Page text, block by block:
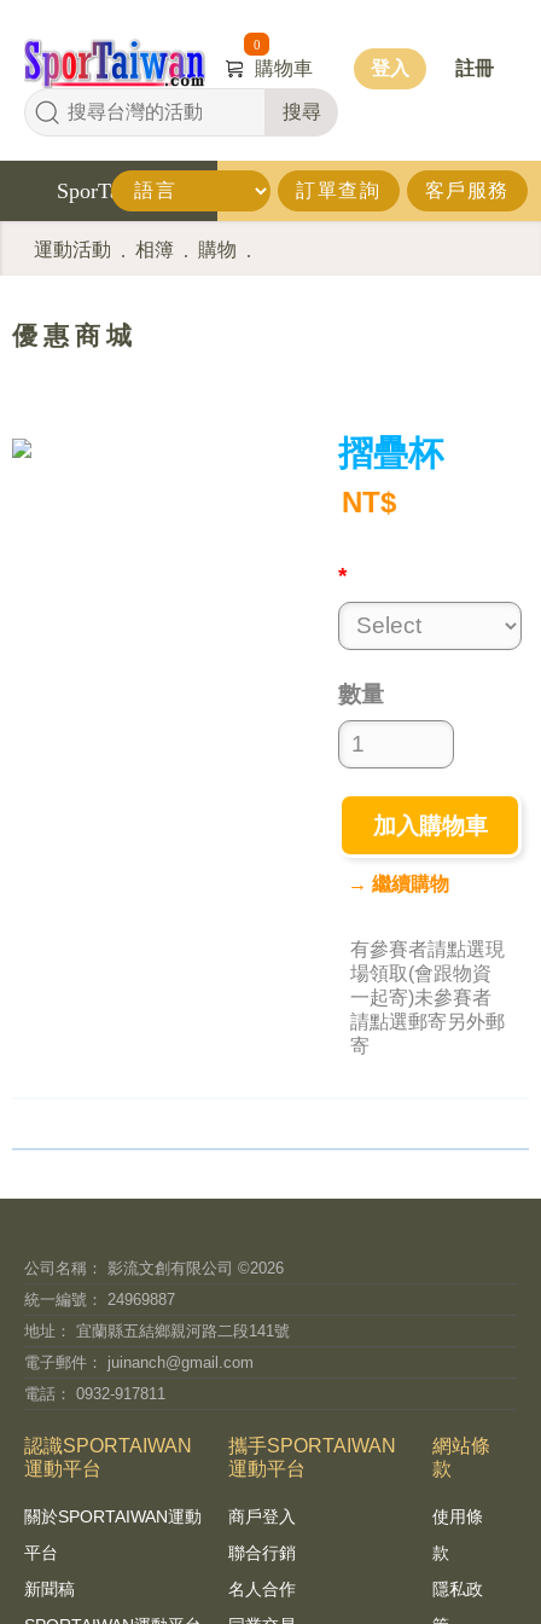
搜尋
0
購物車 登入 註冊
SporTaiwan 訂單查詢 客戶服務
運動活動 . 相簿 . 購物 .
優 惠 商 城
摺疊杯
NT$
*
數量
加入購物車
→ 繼續購物
有參賽者請點選現
場領取(會跟物資
一起寄)未參賽者
請點選郵寄另外郵
寄
公司名稱： 影流文創有限公司 ©2026
統一編號： 24969887
地址： 宜蘭縣五結鄉親河路二段141號
電子郵件： juinanch@gmail.com
電話： 0932-917811
認識SPORTAIWAN
運動平台
關於SPORTAIWAN運動
平台
新聞稿
攜手SPORTAIWAN
運動平台
商戶登入
聯合行銷
名人合作
網站條
款
使用條
款
隱私政